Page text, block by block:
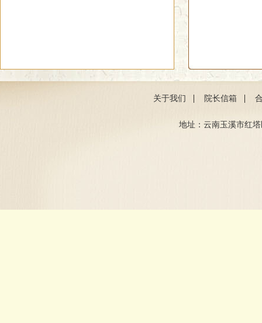
关于我们 | 院长信箱 |
地址：云南玉溪市红塔